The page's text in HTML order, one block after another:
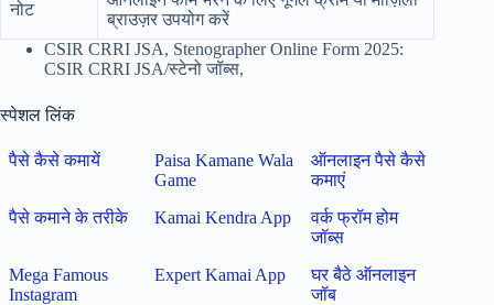
नोट
ब्राउज़र उपयोग करें
CSIR CRRI JSA, Stenographer Online Form 2025:
CSIR CRRI JSA/स्टेनो जॉब्स,
स्पेशल लिंक
पैसे कैसे कमायें
Paisa Kamane Wala
Game
ऑनलाइन पैसे कैसे
कमाएं
पैसे कमाने के तरीके
Kamai Kendra App
वर्क फ्रॉम होम
जॉब्स
Mega Famous
Instagram
Expert Kamai App
घर बैठे ऑनलाइन
जॉब